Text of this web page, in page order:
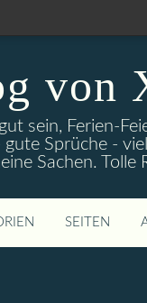
von
sein, Ferien-
Sprüche -
Sachen.
SEITEN